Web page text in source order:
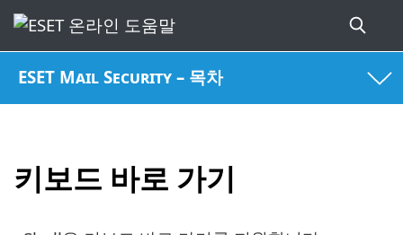
ESET Mail Security – 목차
키보드 바로 가기